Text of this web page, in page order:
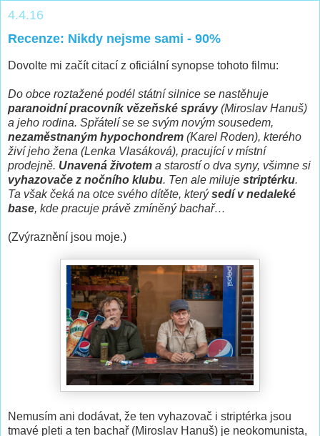
4.4.16
Recenze: Nikdy nejsme sami - 90%
Dovolte mi začít citací z oficiální synopse tohoto filmu:
Do obce roztažené podél státní silnice se nastěhuje
paranoidní pracovník vězeňské správy(Miroslav Hanuš)
a jeho rodina. Spřátelí se se svým novým sousedem,
nezaměstnaným hypochondrem (Karel Roden), kterého
živí jeho žena (Lenka Vlasáková), pracující v místní
prodejně. Unavená životem a starostí o dva syny, všimne si
vyhazovače z nočního klubu. Ten ale miluje striptérku.
Ta však čeká na otce svého dítěte, kterýsedí v nedaleké
base, kde pracuje právě zmíněný bachař…
(Zvýraznění jsou moje.)
Nemusím ani dodávat, že ten vyhazovač i striptérka jsou
tmavé pleti a ten bachař (Miroslav Hanuš) je neokomunista,